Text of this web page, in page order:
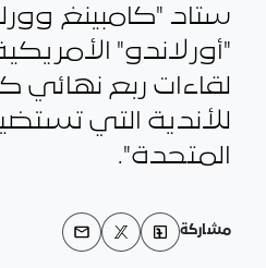
ستاد "كامبينغ
"أورلاندو"
لقاءات ربع نهائي
للأندية التي
المتحدة".
مشاركة